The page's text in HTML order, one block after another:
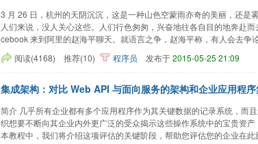
3 月 26 日，杭州的天阴沉沉，这是一种山色空蒙雨亦奇的美丽，还是
人们来说，没人关心这些。人们行色匆匆，兴奋地往各自目的地奔赴
cebook 来到阿里的赵海平聊天。就语言之争，赵海平称，有人会去争
阅读(4168)
推荐(10) 程序员 发布于2015-05-25 21:09
集成架构：对比 Web API 与面向服务的架构和企业应用程
简介 几乎所有企业都有多个应用程序作为其关键数据的记录系统，而
织想要不断向其企业内外更广泛的受众揭示这些操作系统中的宝贵资
本教程中，我们将介绍这项评估的关键阶段，帮助您评估您的企业在